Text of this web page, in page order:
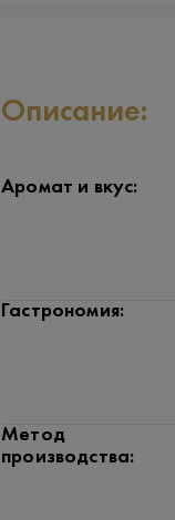
Описание:
Аромат и вкус:
Гастрономия:
Метод
производства: